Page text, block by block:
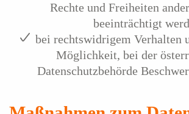
Rechte und Freiheiten
beeinträchtigt
bei rechtswidrigem Verhalten
Möglichkeit, bei der
Datenschutzbehörde